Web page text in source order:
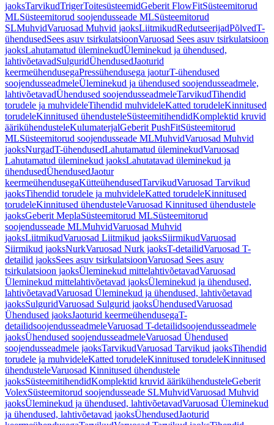
jaoksTarvikudTrigerToitesüsteemidGeberit FlowFitSüsteemitorud
MLSüsteemitorud soojendusseade MLSüsteemitorud
SLMuhvidVaruosad Muhvid jaoksLiitmikudRedutseerijadPõlvedT-
ühendusedSees asuv tsirkulatsioonVaruosad Sees asuv tsirkulatsioon
jaoksLahutamatud üleminekudÜleminekud ja ühendused,
lahtivõetavadSulguridÜhendusedJaoturid
keermeühendusegaPressühendusega jaoturT-ühendused
soojendusseadmeleÜleminekud ja ühendused soojendusseadmele,
lahtivõetavadÜhendused soojendusseadmeleTarvikudTihendid
torudele ja muhvideleTihendid muhvideleKatted torudeleKinnitused
torudeleKinnitused ühendusteleSüsteemitihendidKomplektid kruvid
äärikühendusteleKulumaterjalGeberit PushFitSüsteemitorud
MLSüsteemitorud soojendusseade MLMuhvidVaruosad Muhvid
jaoksNurgadT-ühendusedLahutamatud üleminekudVaruosad
Lahutamatud üleminekud jaoksLahutatavad üleminekud ja
ühendusedÜhendusedJaotur
keermeühendusegaKütteühendusedTarvikudVaruosad Tarvikud
jaoksTihendid torudele ja muhvideleKatted torudeleKinnitused
torudeleKinnitused ühendusteleVaruosad Kinnitused ühendustele
jaoksGeberit MeplaSüsteemitorud MLSüsteemitorud
soojendusseade MLMuhvidVaruosad Muhvid
jaoksLiitmikudVaruosad Liitmikud jaoksSiirmikudVaruosad
Siirmikud jaoksNurkVaruosad Nurk jaoksT-detailidVaruosad T-
detailid jaoksSees asuv tsirkulatsioonVaruosad Sees asuv
tsirkulatsioon jaoksÜleminekud mittelahtivõetavadVaruosad
Üleminekud mittelahtivõetavad jaoksÜleminekud ja ühendused,
lahtivõetavadVaruosad Üleminekud ja ühendused, lahtivõetavad
jaoksSulguridVaruosad Sulgurid jaoksÜhendusedVaruosad
Ühendused jaoksJaoturid keermeühendusegaT-
detailidsoojendusseadmeleVaruosad T-detailidsoojendusseadmele
jaoksÜhendused soojendusseadmeleVaruosad Ühendused
soojendusseadmele jaoksTarvikudVaruosad Tarvikud jaoksTihendid
torudele ja muhvideleKatted torudeleKinnitused torudeleKinnitused
ühendusteleVaruosad Kinnitused ühendustele
jaoksSüsteemitihendidKomplektid kruvid äärikühendusteleGeberit
VolexSüsteemitorud soojendusseade SLMuhvidVaruosad Muhvid
jaoksÜleminekud ja ühendused, lahtivõetavadVaruosad Üleminekud
ja ühendused, lahtivõetavad jaoksÜhendusedJaoturid